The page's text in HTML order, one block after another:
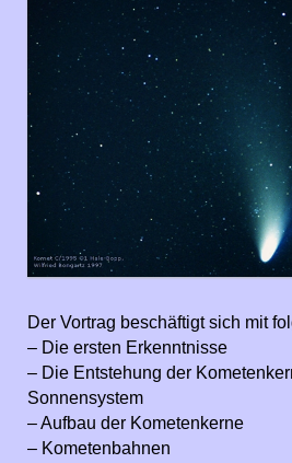
Der Vortrag beschäftigt sich mit
– Die ersten Erkenntnisse
– Die Entstehung der
Sonnensystem
– Aufbau der Kometenkerne
– Kometenbahnen